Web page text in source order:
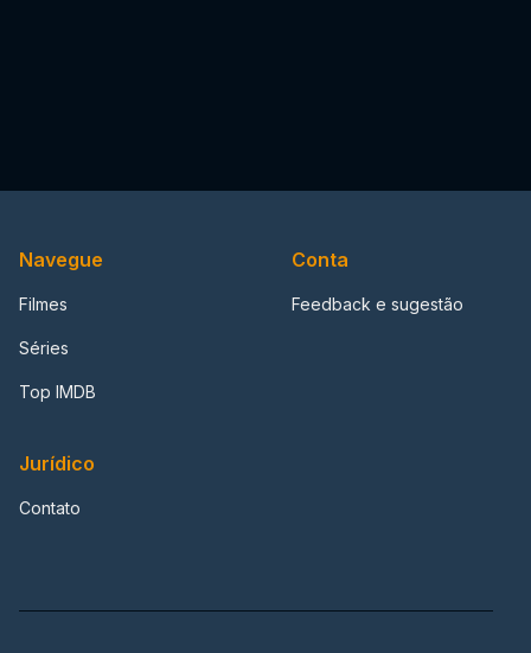
Navegue
Filmes
Séries
Top IMDB
Conta
Feedback e sugestão
Jurídico
Contato